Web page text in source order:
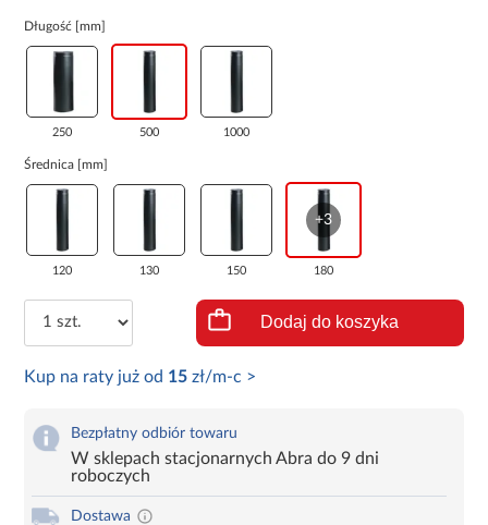
Długość [mm]
250 500 1000
Średnica [mm]
120 130 150
+3
180
Dodaj do koszyka
Kup na raty już od 15 zł/m-c >
Bezpłatny odbiór towaru
W sklepach stacjonarnych Abra do 9 dni
roboczych
Dostawa